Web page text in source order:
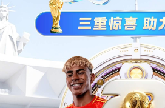
电池安全BMS